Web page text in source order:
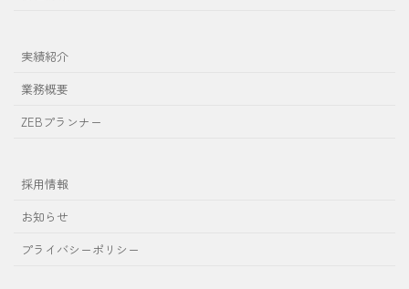
実績紹介
業務概要
ZEBプランナー
採用情報
お知らせ
プライバシーポリシー